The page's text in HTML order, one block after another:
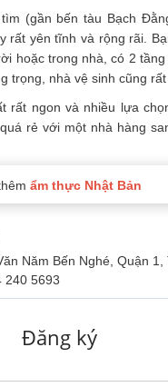
(gần bến tàu Bạch
rất yên tĩnh và rộng rãi.
hoặc trong nhà, có 2
trọng, nhà vệ sinh cũng
rất ngon và nhiều lựa
rẻ với một nhà hàng
ẩm thực Nhật Bản
Năm Bến Nghé, Quận 1,
240 5693
Đăng ký